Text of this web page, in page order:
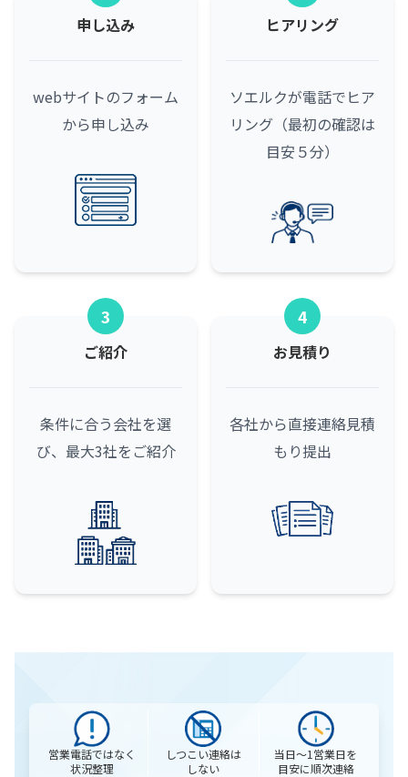
申し込み
webサイトのフォーム
から申し込み
ヒアリング
ソエルクが電話でヒア
リング（最初の確認は
目安５分）
3
ご紹介
条件に合う会社を選
び、最大3社をご紹介
4
お見積り
各社から直接連絡見積
もり提出
営業電話ではなく
状況整理
しつこい連絡は
しない
当日〜1営業日を
目安に順次連絡